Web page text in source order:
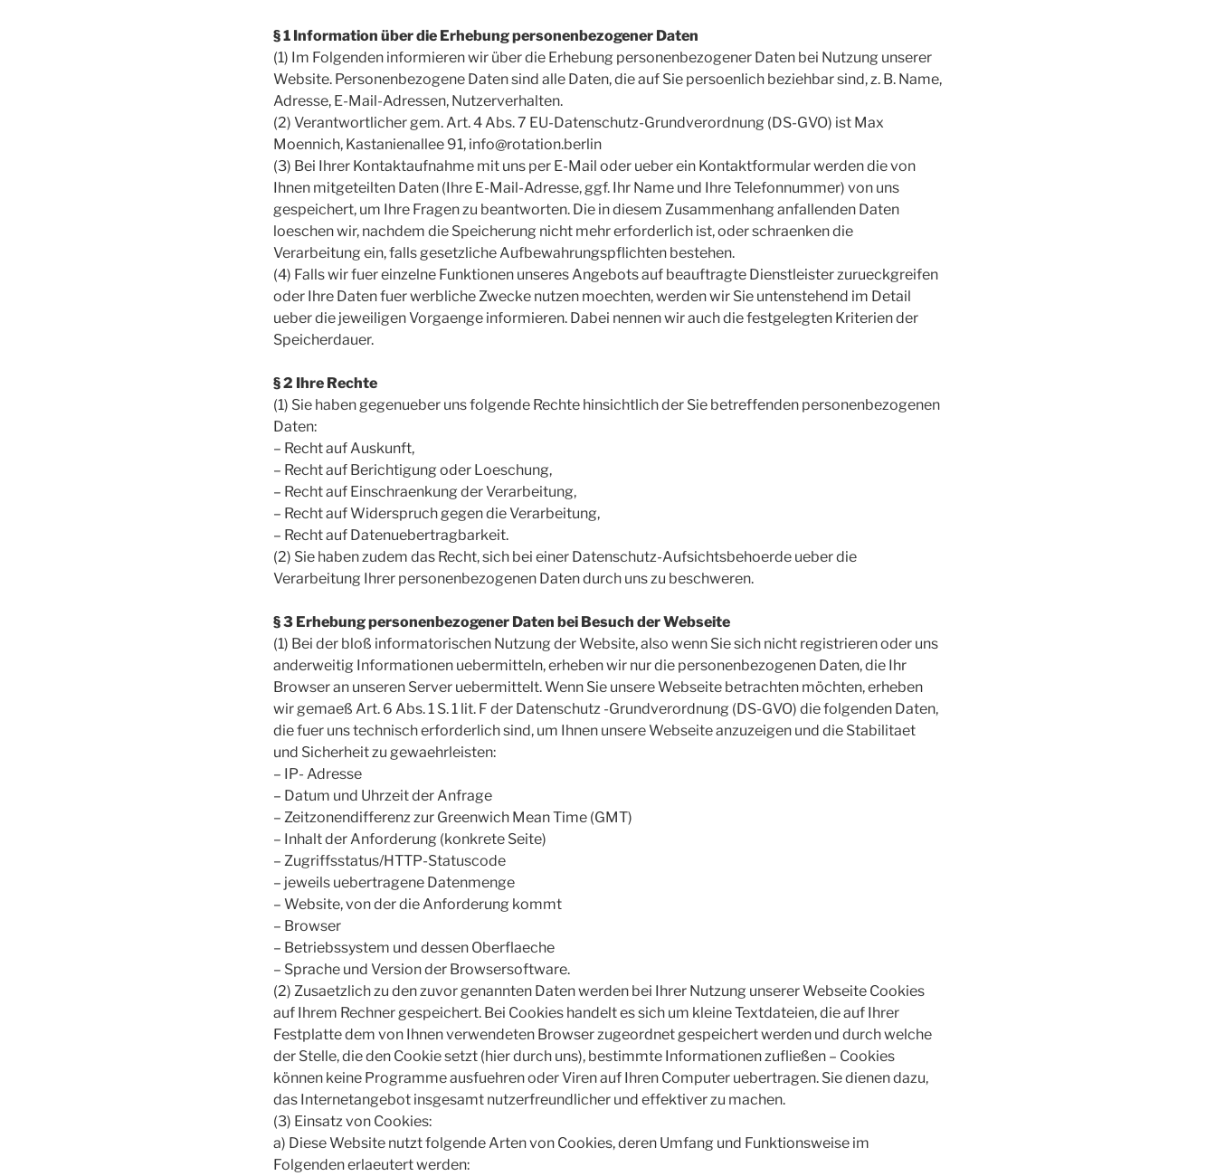
§ 1 Information über die Erhebung personenbezogener Daten
(1) Im Folgenden informieren wir über die Erhebung personenbezogener Daten bei Nutzung unserer
Website. Personenbezogene Daten sind alle Daten, die auf Sie persoenlich beziehbar sind, z. B. Name,
Adresse, E-Mail-Adressen, Nutzerverhalten.
(2) Verantwortlicher gem. Art. 4 Abs. 7 EU-Datenschutz-Grundverordnung (DS-GVO) ist Max
Moennich, Kastanienallee 91, info@rotation.berlin
(3) Bei Ihrer Kontaktaufnahme mit uns per E-Mail oder ueber ein Kontaktformular werden die von
Ihnen mitgeteilten Daten (Ihre E-Mail-Adresse, ggf. Ihr Name und Ihre Telefonnummer) von uns
gespeichert, um Ihre Fragen zu beantworten. Die in diesem Zusammenhang anfallenden Daten
loeschen wir, nachdem die Speicherung nicht mehr erforderlich ist, oder schraenken die
Verarbeitung ein, falls gesetzliche Aufbewahrungspflichten bestehen.
(4) Falls wir fuer einzelne Funktionen unseres Angebots auf beauftragte Dienstleister zurueckgreifen
oder Ihre Daten fuer werbliche Zwecke nutzen moechten, werden wir Sie untenstehend im Detail
ueber die jeweiligen Vorgaenge informieren. Dabei nennen wir auch die festgelegten Kriterien der
Speicherdauer.
§ 2 Ihre Rechte
(1) Sie haben gegenueber uns folgende Rechte hinsichtlich der Sie betreffenden personenbezogenen
Daten:
– Recht auf Auskunft,
– Recht auf Berichtigung oder Loeschung,
– Recht auf Einschraenkung der Verarbeitung,
– Recht auf Widerspruch gegen die Verarbeitung,
– Recht auf Datenuebertragbarkeit.
(2) Sie haben zudem das Recht, sich bei einer Datenschutz-Aufsichtsbehoerde ueber die
Verarbeitung Ihrer personenbezogenen Daten durch uns zu beschweren.
§ 3 Erhebung personenbezogener Daten bei Besuch der Webseite
(1) Bei der bloß informatorischen Nutzung der Website, also wenn Sie sich nicht registrieren oder uns
anderweitig Informationen uebermitteln, erheben wir nur die personenbezogenen Daten, die Ihr
Browser an unseren Server uebermittelt. Wenn Sie unsere Webseite betrachten möchten, erheben
wir gemaeß Art. 6 Abs. 1 S. 1 lit. F der Datenschutz -Grundverordnung (DS-GVO) die folgenden Daten,
die fuer uns technisch erforderlich sind, um Ihnen unsere Webseite anzuzeigen und die Stabilitaet
und Sicherheit zu gewaehrleisten:
– IP- Adresse
– Datum und Uhrzeit der Anfrage
– Zeitzonendifferenz zur Greenwich Mean Time (GMT)
– Inhalt der Anforderung (konkrete Seite)
– Zugriffsstatus/HTTP-Statuscode
– jeweils uebertragene Datenmenge
– Website, von der die Anforderung kommt
– Browser
– Betriebssystem und dessen Oberflaeche
– Sprache und Version der Browsersoftware.
(2) Zusaetzlich zu den zuvor genannten Daten werden bei Ihrer Nutzung unserer Webseite Cookies
auf Ihrem Rechner gespeichert. Bei Cookies handelt es sich um kleine Textdateien, die auf Ihrer
Festplatte dem von Ihnen verwendeten Browser zugeordnet gespeichert werden und durch welche
der Stelle, die den Cookie setzt (hier durch uns), bestimmte Informationen zufließen – Cookies
können keine Programme ausfuehren oder Viren auf Ihren Computer uebertragen. Sie dienen dazu,
das Internetangebot insgesamt nutzerfreundlicher und effektiver zu machen.
(3) Einsatz von Cookies:
a) Diese Website nutzt folgende Arten von Cookies, deren Umfang und Funktionsweise im
Folgenden erlaeutert werden: